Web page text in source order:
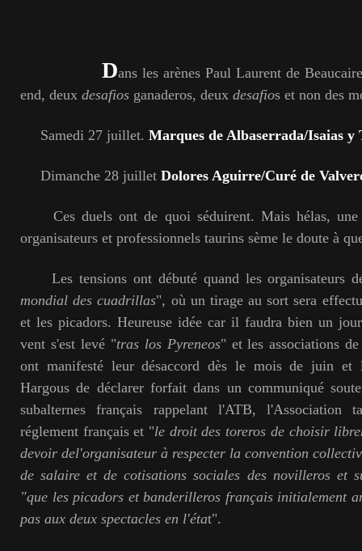
Dans les arènes Paul Laurent de
end, deux desafios ganaderos, deux desafios et non des
Samedi 27 juillet. Marques de Albaserrada/Isaias y
Dimanche 28 juillet Dolores Aguirre/Curé de
Ces duels ont de quoi séduirent. Mais hélas, une
organisateurs et professionnels taurins sème le doute à
Les tensions ont débuté quand les organisateurs
mondial des cuadrillas", où un tirage au sort sera
et les picadors. Heureuse idée car il faudra bien un
vent s'est levé "tras los Pyreneos" et les associations
ont manifesté leur désaccord dès le mois de juin et
Hargous de déclarer forfait dans un communiqué
subalternes français rappelant l'ATB, l'Association
réglement français et "le droit des toreros de choisir
devoir del'organisateur à respecter la convention
de salaire et de cotisations sociales des novilleros et
"que les picadors et banderilleros français initialement
pas aux deux spectacles en l'état".